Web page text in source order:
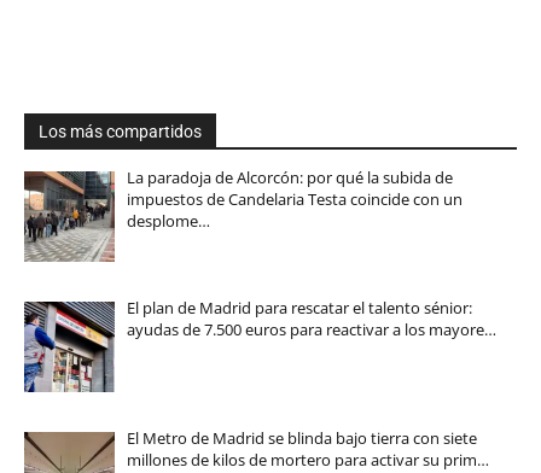
Los más compartidos
La paradoja de Alcorcón: por qué la subida de
impuestos de Candelaria Testa coincide con un
desplome…
El plan de Madrid para rescatar el talento sénior:
ayudas de 7.500 euros para reactivar a los mayore…
El Metro de Madrid se blinda bajo tierra con siete
millones de kilos de mortero para activar su prim…